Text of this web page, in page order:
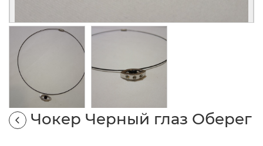
Чокер Черный глаз Оберег